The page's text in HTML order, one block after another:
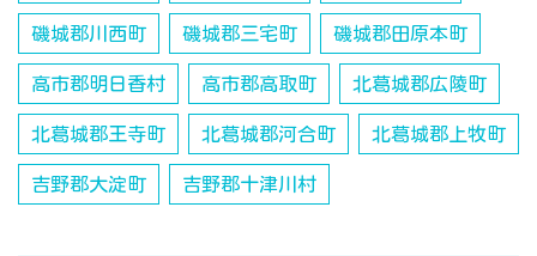
磯城郡川西町 磯城郡三宅町 磯城郡田原本町
高市郡明日香村 高市郡高取町 北葛城郡広陵町
北葛城郡王寺町 北葛城郡河合町 北葛城郡上牧町
吉野郡大淀町 吉野郡十津川村